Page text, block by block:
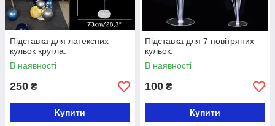
Підставка для латексних
кульок кругла.
В наявності
250 ₴
Купити
Підставка для 7 повітряних
кульок.
В наявності
100 ₴
Купити